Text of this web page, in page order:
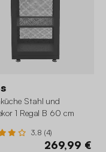
Stahl und
1 Regal B 60 cm
3.8 (4)
269,99 €